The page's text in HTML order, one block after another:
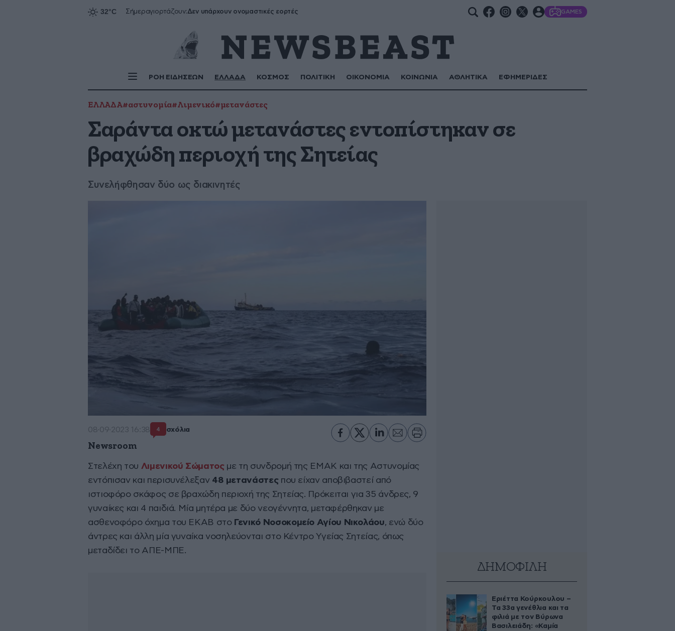
Σήμεραγιορτάζουν:Δεν υπάρχουν ονομαστικές εορτές GAMES
ΡΟΗ ΕΙΔΗΣΕΩΝ ΕΛΛΑΔΑ ΚΟΣΜΟΣ ΠΟΛΙΤΙΚΗ ΟΙΚΟΝΟΜΙΑ ΚΟΙΝΩΝΙΑ ΑΘΛΗΤΙΚΑ ΕΦΗΜΕΡΙΔΕΣ
ΕΛΛΑΔΑ#αστυνομία#Λιμενικό#μετανάστες
Σαράντα οκτώ μετανάστες εντοπίστηκαν σε
βραχώδη περιοχή της Σητείας
Συνελήφθησαν δύο ως διακινητές
08·09·2023 16:38 4 σχόλια
Newsroom
Στελέχη του Λιμενικού Σώματοςμε τη συνδρομή της ΕΜΑΚ και της Αστυνομίας
εντόπισαν και περισυνέλεξαν 48 μετανάστεςπου είχαν αποβιβαστεί από
ιστιοφόρο σκάφος σε βραχώδη περιοχή της Σητείας. Πρόκειται για 35 άνδρες, 9
γυναίκες και 4 παιδιά. Μία μητέρα με δύο νεογέννητα, μεταφέρθηκαν με
ασθενοφόρο όχημα του ΕΚΑΒ στο Γενικό Νοσοκομείο Αγίου Νικολάου, ενώ δύο
άντρες και άλλη μία γυναίκα νοσηλεύονται στο Κέντρο Υγείας Σητείας, όπως
μεταδίδει το ΑΠΕ-ΜΠΕ.
ΔΗΜΟΦΙΛΗ
Εριέττα Κούρκουλου –
Τα 33α γενέθλια και τα
φιλιά με τον Βύρωνα
Βασιλειάδη: «Καμία